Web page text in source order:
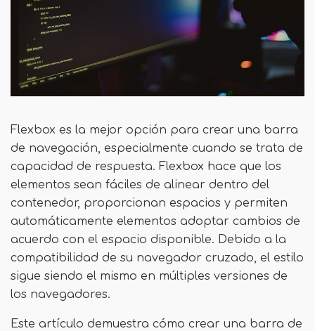
Flexbox es la mejor opción para crear una barra
de navegación, especialmente cuando se trata de
capacidad de respuesta. Flexbox hace que los
elementos sean fáciles de alinear dentro del
contenedor, proporcionan espacios y permiten
automáticamente elementos adoptar cambios de
acuerdo con el espacio disponible. Debido a la
compatibilidad de su navegador cruzado, el estilo
sigue siendo el mismo en múltiples versiones de
los navegadores.
Este artículo demuestra cómo crear una barra de